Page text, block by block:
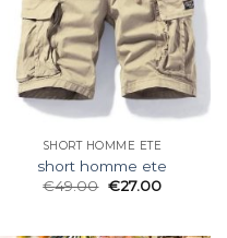
SHORT HOMME ETE
short homme ete
€49.00 €27.00